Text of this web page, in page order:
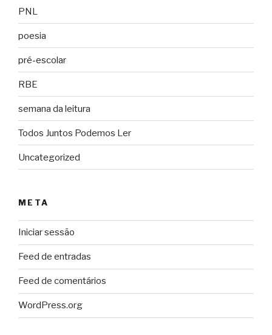
PNL
poesia
pré-escolar
RBE
semana da leitura
Todos Juntos Podemos Ler
Uncategorized
META
Iniciar sessão
Feed de entradas
Feed de comentários
WordPress.org